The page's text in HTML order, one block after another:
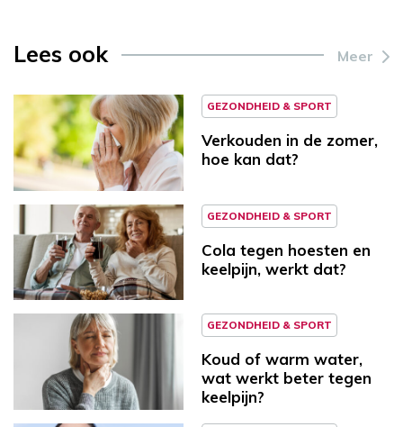
Lees ook Meer
GEZONDHEID & SPORT
Verkouden in de zomer,
hoe kan dat?
GEZONDHEID & SPORT
Cola tegen hoesten en
keelpijn, werkt dat?
GEZONDHEID & SPORT
Koud of warm water,
wat werkt beter tegen
keelpijn?